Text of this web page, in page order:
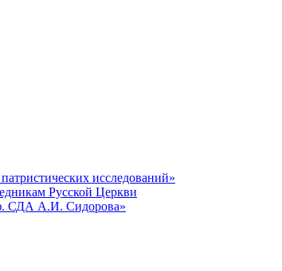
исследований»
Русской Церкви
СДА А.И. Сидорова»